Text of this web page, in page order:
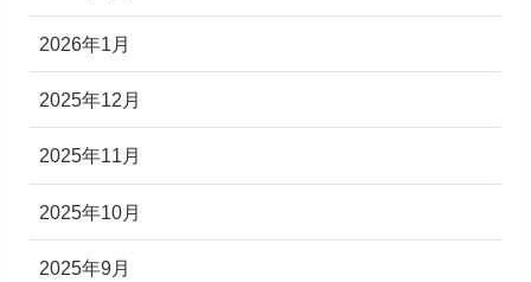
2026年1月
2025年12月
2025年11月
2025年10月
2025年9月